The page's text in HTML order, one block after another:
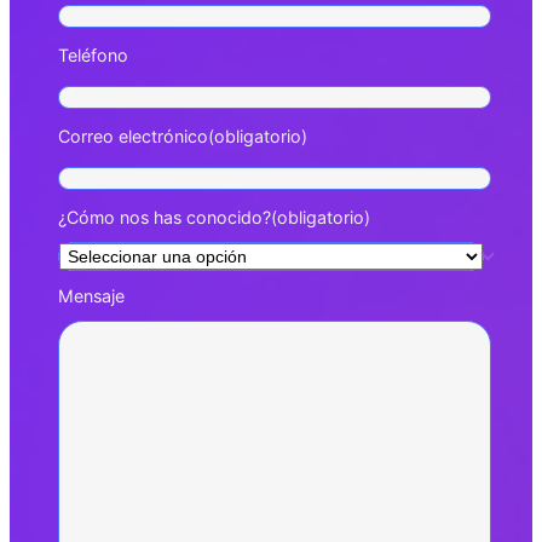
Teléfono
Correo electrónico(obligatorio)
¿Cómo nos has conocido?(obligatorio)
Mensaje